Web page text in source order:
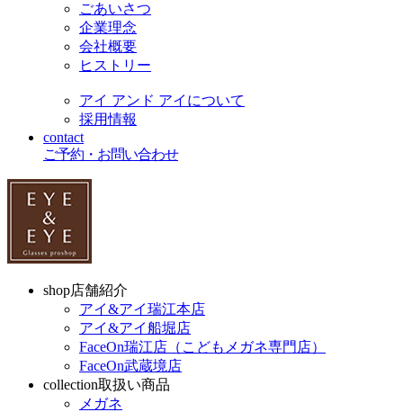
ごあいさつ
企業理念
会社概要
ヒストリー
アイ アンド アイについて
採用情報
contact
ご予約・お問い合わせ
shop店舗紹介
アイ&アイ瑞江本店
アイ&アイ船堀店
FaceOn瑞江店（こどもメガネ専門店）
FaceOn武蔵境店
collection取扱い商品
メガネ